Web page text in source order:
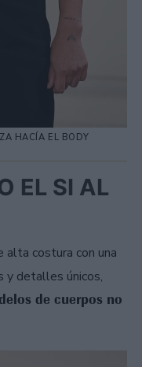
HACÍA EL BODY
EL SI AL
alta costura con una
y detalles únicos,
de cuerpos no